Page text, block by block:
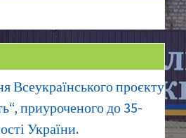
Всеукраїнського проєкту
приуроченого до 35-
України.